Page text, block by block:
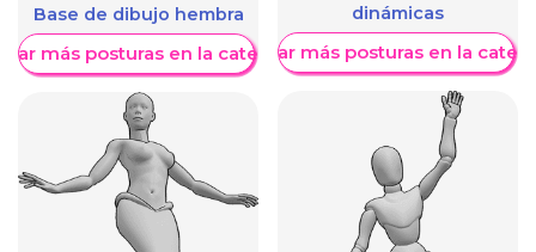
Base de dibujo hembra
más posturas en la categoría
dinámicas
Mostrar más posturas en la